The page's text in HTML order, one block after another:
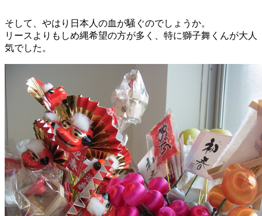
そして、やはり日本人の血が騒ぐのでしょうか。
リースよりもしめ縄希望の方が多く、特に獅子舞くんが大人
気でした。